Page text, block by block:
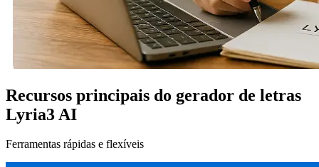
Recursos principais do gerador de letras
Lyria3 AI
Ferramentas rápidas e flexíveis